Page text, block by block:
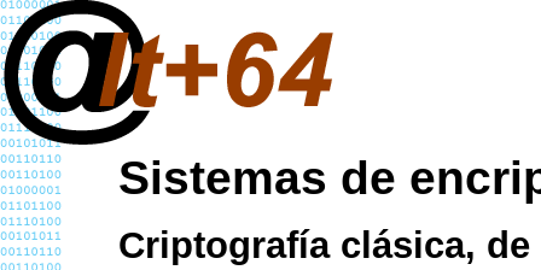
Sistemas de
Criptografía clásica,